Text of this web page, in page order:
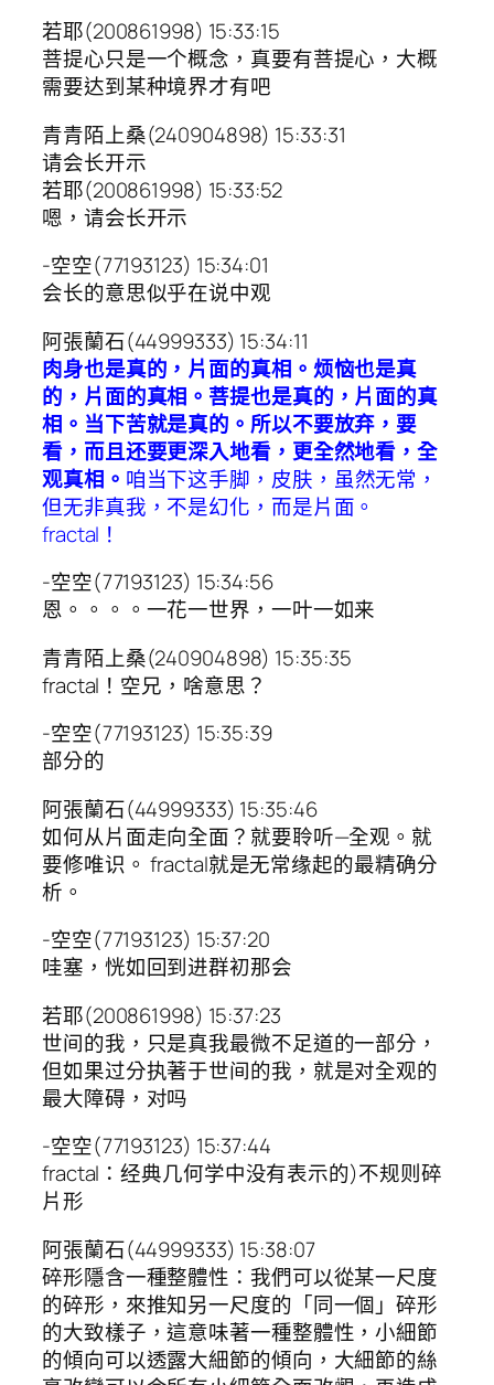
若耶(200861998) 15:33:15
菩提心只是一个概念，真要有菩提心，大概
需要达到某种境界才有吧
青青陌上桑(240904898) 15:33:31
请会长开示
若耶(200861998) 15:33:52
嗯，请会长开示
-空空(77193123) 15:34:01
会长的意思似乎在说中观
阿張蘭石(44999333) 15:34:11
肉身也是真的，片面的真相。烦恼也是真
的，片面的真相。菩提也是真的，片面的真
相。当下苦就是真的。所以不要放弃，要
看，而且还要更深入地看，更全然地看，全
观真相。 咱当下这手脚，皮肤，虽然无常，
但无非真我，不是幻化，而是片面。
fractal！
-空空(77193123) 15:34:56
恩。。。。一花一世界，一叶一如来
青青陌上桑(240904898) 15:35:35
fractal！空兄，啥意思？
-空空(77193123) 15:35:39
部分的
阿張蘭石(44999333) 15:35:46
如何从片面走向全面？就要聆听—全观。就
要修唯识。 fractal就是无常缘起的最精确分
析。
-空空(77193123) 15:37:20
哇塞，恍如回到进群初那会
若耶(200861998) 15:37:23
世间的我，只是真我最微不足道的一部分，
但如果过分执著于世间的我，就是对全观的
最大障碍，对吗
-空空(77193123) 15:37:44
fractal：经典几何学中没有表示的)不规则碎
片形
阿張蘭石(44999333) 15:38:07
碎形隱含一種整體性：我們可以從某一尺度
的碎形，來推知另一尺度的「同一個」碎形
的大致樣子，這意味著一種整體性，小細節
的傾向可以透露大細節的傾向，大細節的絲